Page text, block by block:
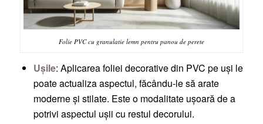
Folie PVC cu granulatie lemn pentru panou de perete
Ușile: Aplicarea foliei decorative din PVC pe uși le
poate actualiza aspectul, făcându-le să arate
moderne și stilate. Este o modalitate ușoară de a
potrivi aspectul ușii cu restul decorului.